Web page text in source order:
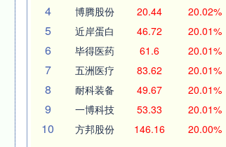
4 博腾股份 20.44 20.02%
5 近岸蛋白 46.72 20.01%
6 毕得医药 61.6 20.01%
7 五洲医疗 83.62 20.01%
8 耐科装备 49.67 20.01%
9 一博科技 53.33 20.01%
10 方邦股份 146.16 20.00%